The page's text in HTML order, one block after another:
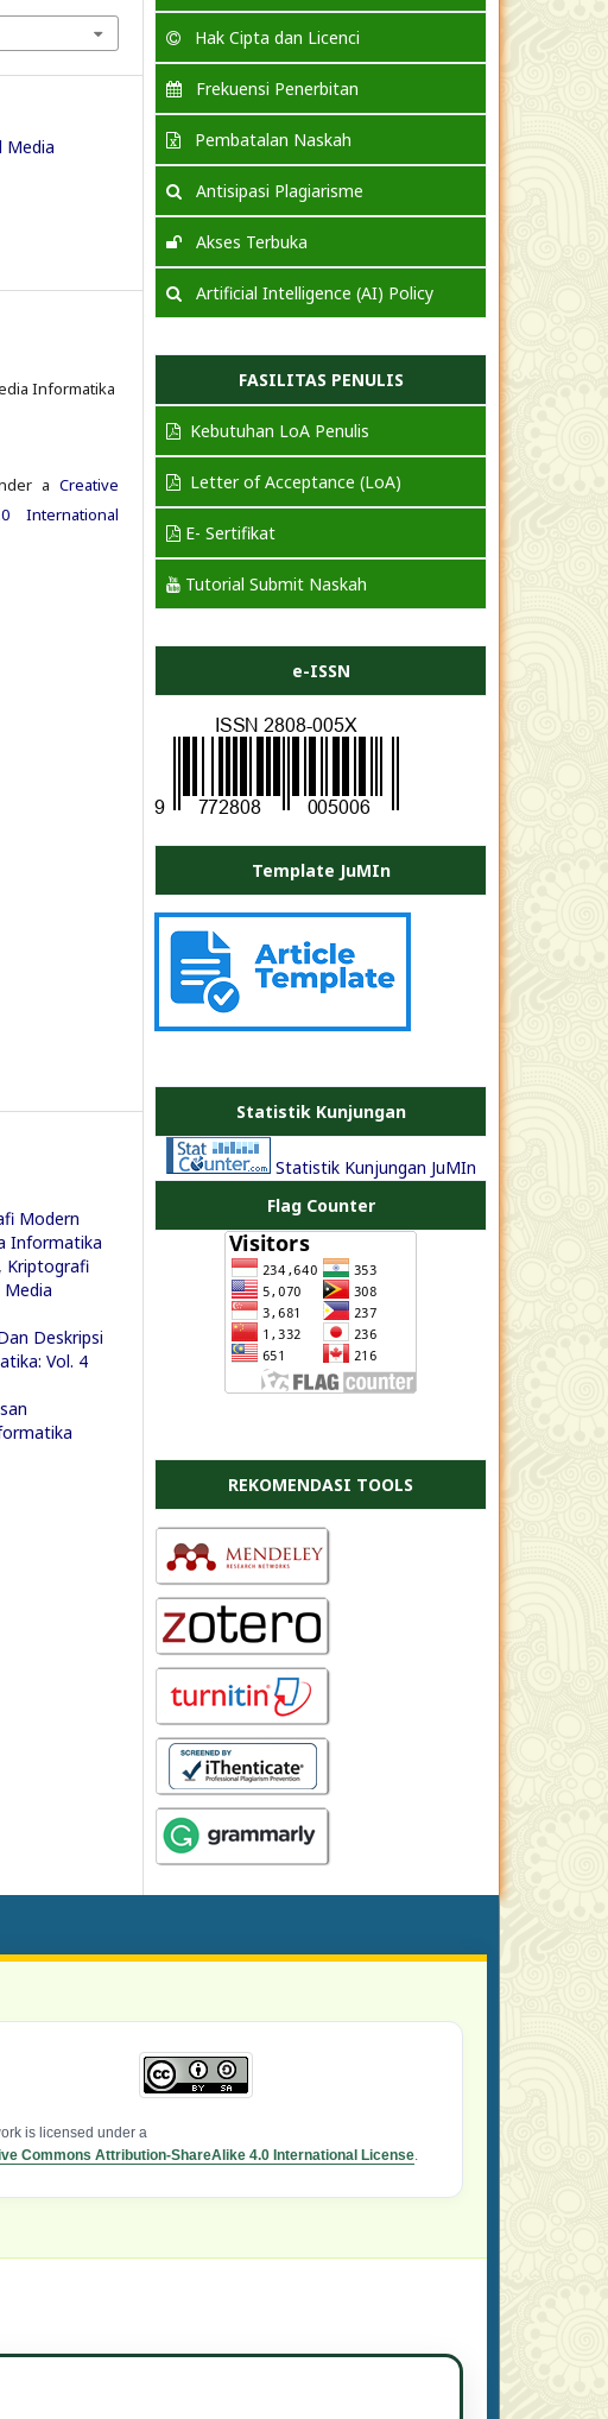
Media
Informatika
a Creative
International
Modern
Informatika
Kriptografi
Media
Deskripsi
Vol. 4
Hak Cipta dan Licenci
Frekuensi Penerbitan
Pembatalan Naskah
Antisipasi Plagiarisme
Akses Terbuka
Artificial Intelligence (AI) Policy
FASILITAS PENULIS
Kebutuhan LoA Penulis
Letter of Acceptance (LoA)
E- Sertifikat
Tutorial Submit Naskah
e-ISSN
Template JuMIn
Statistik Kunjungan
Statistik Kunjungan JuMIn
Flag Counter
REKOMENDASI TOOLS
is licensed under a
Commons Attribution-ShareAlike 4.0 International License.